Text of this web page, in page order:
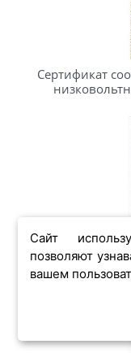
Сертификат
Сайт
позволяют
вашем